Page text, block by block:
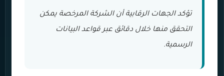
تؤكد الجهات الرقابية أن الشركة المرخصة يمكن
التحقق منها خلال دقائق عبر قواعد البيانات
الرسمية.